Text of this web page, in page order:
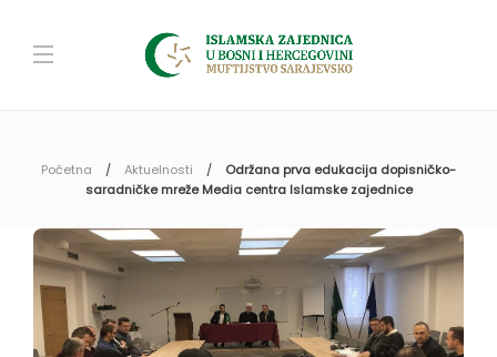
Početna Aktuelnosti
Održana prva edukacija dopisničko-
saradničke mreže Media centra Islamske zajednice